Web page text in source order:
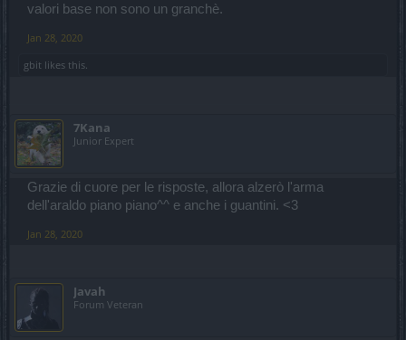
valori base non sono un granchè.
Jan 28, 2020
gbit likes this.
7Kana
Junior Expert
Grazie di cuore per le risposte, allora alzerò l'arma
dell'araldo piano piano^^ e anche i guantini. <3
Jan 28, 2020
Javah
Forum Veteran